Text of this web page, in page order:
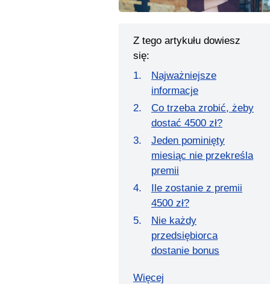
Z tego artykułu dowiesz
się:
Najważniejsze
informacje
Co trzeba zrobić, żeby
dostać 4500 zł?
Jeden pominięty
miesiąc nie przekreśla
premii
Ile zostanie z premii
4500 zł?
Nie każdy
przedsiębiorca
dostanie bonus
Więcej